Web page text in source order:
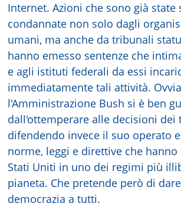
Internet. Azioni che sono già state
condannate non solo dagli
umani, ma anche da tribunali
hanno emesso sentenze che
e agli istituti federali da essi
immediatamente tali attività.
l'Amministrazione Bush si è ben
dall'ottemperare alle decisioni dei
difendendo invece il suo operato
norme, leggi e direttive che
Stati Uniti in uno dei regimi più
pianeta. Che pretende però di
democrazia a tutti.